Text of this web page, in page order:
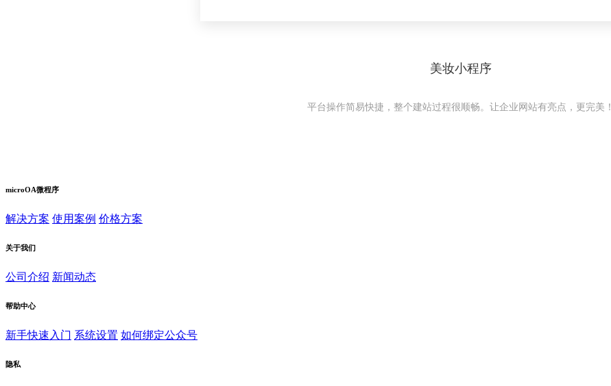
美妆小程序
平台操作简易快捷，整个建站过程很顺畅。让企业网站有亮点，更完美！
microOA微程序
解决方案 使用案例 价格方案
关于我们
公司介绍 新闻动态
帮助中心
新手快速入门 系统设置 如何绑定公众号
隐私